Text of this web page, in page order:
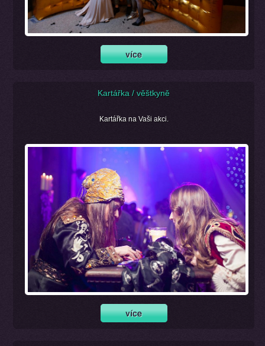
Kartářka / věštkyně
Kartářka na Vaši akci.